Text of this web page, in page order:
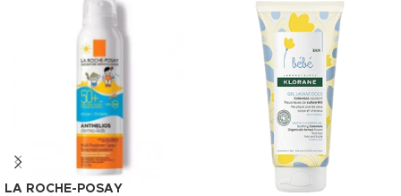
LA ROCHE-POSAY